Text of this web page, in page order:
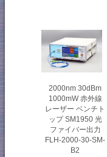
2000nm 30dBm
1000mW 赤外線
レーザー ベンチト
ップ SM1950 光
ファイバー出力
FLH-2000-30-SM-
B2